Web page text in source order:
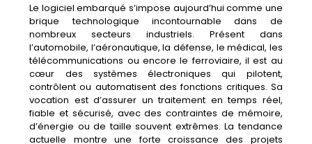
Le logiciel embarqué s’impose aujourd’hui comme une
brique technologique incontournable dans de
nombreux secteurs industriels. Présent dans
l’automobile, l’aéronautique, la défense, le médical, les
télécommunications ou encore le ferroviaire, il est au
cœur des systèmes électroniques qui pilotent,
contrôlent ou automatisent des fonctions critiques. Sa
vocation est d’assurer un traitement en temps réel,
fiable et sécurisé, avec des contraintes de mémoire,
d’énergie ou de taille souvent extrêmes. La tendance
actuelle montre une forte croissance des projets